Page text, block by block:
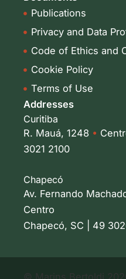
Publications
Privacy and Data
Code of Ethics and
Cookie Policy
Terms of Use
Addresses
Curitiba
R. Mauá, 1248 •
3021 2100
Chapecó
Av. Fernando
Centro
Chapecó, SC | 49